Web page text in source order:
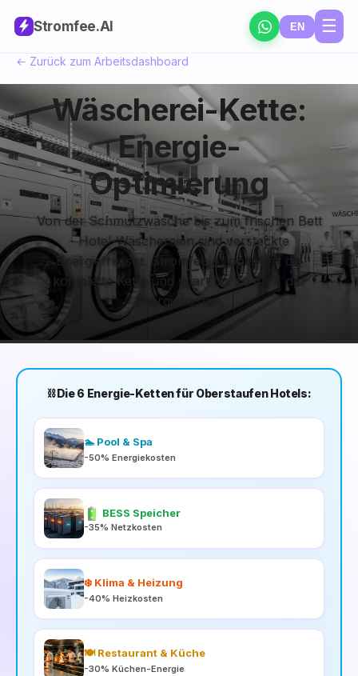
Stromfee.AI EN ☰
← Zurück zum Arbeitsdashboard
🧺➡️🛏️
Wäscherei-Kette:
Energie-
Optimierung
Von der Schmutzwäsche bis zum frischen Bett
- Hotel-Wäschereien sind versteckte
Energiefresser. Stromfee.AI optimiert die
komplette Kette und spart bis zu 45% der
Energiekosten.
⛓️ Die 6 Energie-Ketten für Oberstaufen Hotels:
🏊 Pool & Spa
-50% Energiekosten
BESS Speicher
-35% Netzkosten
❄️ Klima & Heizung
-40% Heizkosten
🍽️ Restaurant & Küche
-30% Küchen-Energie